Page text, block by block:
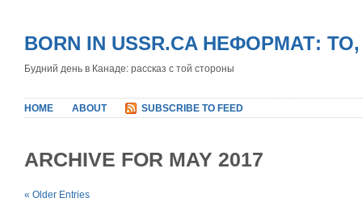
BORN IN USSR.CA НЕФОРМАТ:
Будний день в Канаде: рассказ с той стороны
HOME ABOUT SUBSCRIBE TO FEED
ARCHIVE FOR MAY 2017
« Older Entries